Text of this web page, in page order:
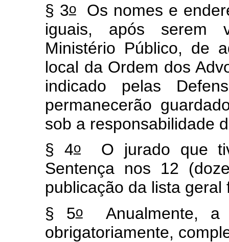
§ 3oOs nomes e
iguais, após serem
Ministério Público, de
local da Ordem dos
indicado pelas
permanecerão
sob a responsabilidade
§ 4oO jurado que
Sentença nos 12
publicação da lista
§ 5oAnualmente, a
obrigatoriamente,